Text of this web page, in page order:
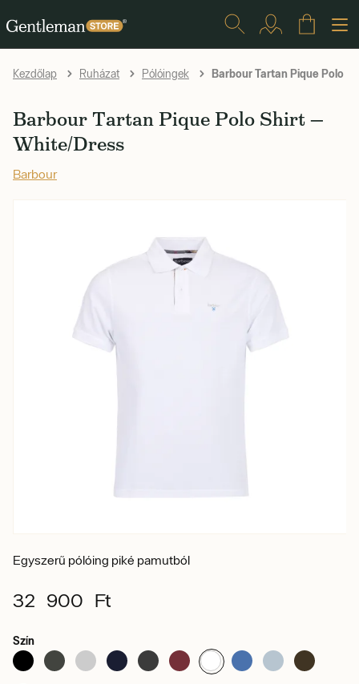
Kezdőlap Ruházat Pólóingek Barbour Tartan Pique Polo
Barbour Tartan Pique Polo Shirt —
White/Dress
Barbour
Egyszerű pólóing piké pamutból
32 900 Ft
Szín